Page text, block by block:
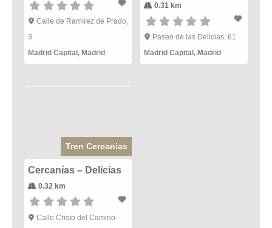
Calle de Ramírez de Prado,
3
Madrid Capital, Madrid
0.31 km
Paseo de las Delicias, 61
Madrid Capital,Madrid
Tren Cercanias
Cercanías – Delicias
0.32 km
Calle Cristo del Camino